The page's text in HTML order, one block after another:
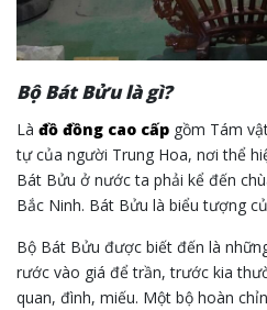
Bộ Bát Bửu là gì?
Là đồ đồng cao cấp gồm Tám
tự của người Trung Hoa, nơi thể
Bát Bửu ở nước ta phải kể đến
Bắc Ninh. Bát Bửu là biểu tượng
Bộ Bát Bửu được biết đến là
rước vào giá để trần, trước kia
quan, đình, miếu. Một bộ hoàn